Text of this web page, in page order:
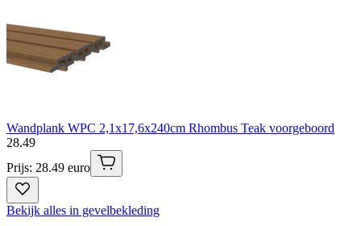
Wandplank WPC 2,1x17,6x240cm Rhombus Teak voorgeboord
28.49
Prijs: 28.49 euro
Bekijk alles in gevelbekleding